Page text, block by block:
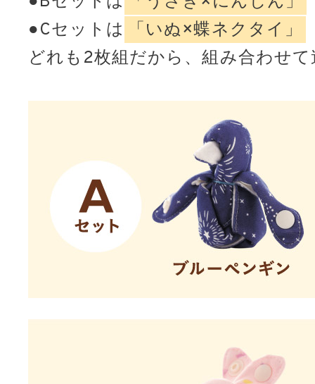
●Cセットは
「いぬ×蝶ネクタイ」
どれも2枚組だから、組み合わせ